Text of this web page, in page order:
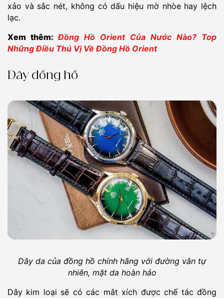
xảo và sắc nét, không có dấu hiệu mờ nhòe hay lệch
lạc.
Xem thêm:Đồng Hồ Orient Của Nước Nào? Top
Những Điều Thú Vị Về Đồng Hồ Orient
Dây đồng hồ
Dây da của đồng hồ chính hãng với đường vân tự
nhiên, mặt da hoàn hảo
Dây kim loại sẽ có các mắt xích được chế tác đồng